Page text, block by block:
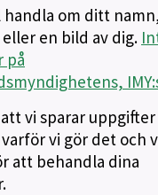
om ditt
en bild av dig.
på
vi sparar
vi gör det och
att behandla dina